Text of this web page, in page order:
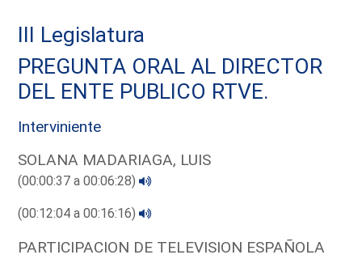
III Legislatura
PREGUNTA ORAL AL DIRECTOR
DEL ENTE PUBLICO RTVE.
Interviniente
SOLANA MADARIAGA, LUIS
(00:00:37 a 00:06:28)
(00:12:04 a 00:16:16)
PARTICIPACION DE TELEVISION ESPAÑOLA